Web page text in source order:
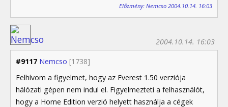
Előzmény: Nemcso 2004.10.14. 16:03
#9117 Nemcso [1738]
2004.10.14. 16:03
Felhívom a figyelmet, hogy az Everest 1.50 verziója
hálózati gépen nem indul el. Figyelmezteti a felhasználót,
hogy a Home Edition verzió helyett használja a cégek